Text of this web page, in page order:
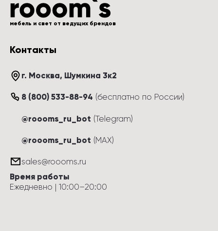
мебель и свет от ведущих брендов
Контакты
г. Москва, Шумкина 3к2
8 (800) 533-88-94 (бесплатно по России)
@roooms_ru_bot (Telegram)
@roooms_ru_bot (MAX)
sales@roooms.ru
Время работы
Ежедневно | 10:00–20:00